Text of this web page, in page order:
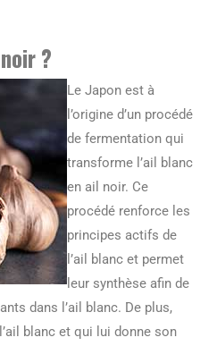
?
Le Japon est à
l’origine d’un procédé
de fermentation qui
transforme l’ail blanc
en ail noir. Ce
procédé renforce les
principes actifs de
l’ail blanc et permet
leur synthèse afin de
dans l’ail blanc. De plus,
blanc et qui lui donne son